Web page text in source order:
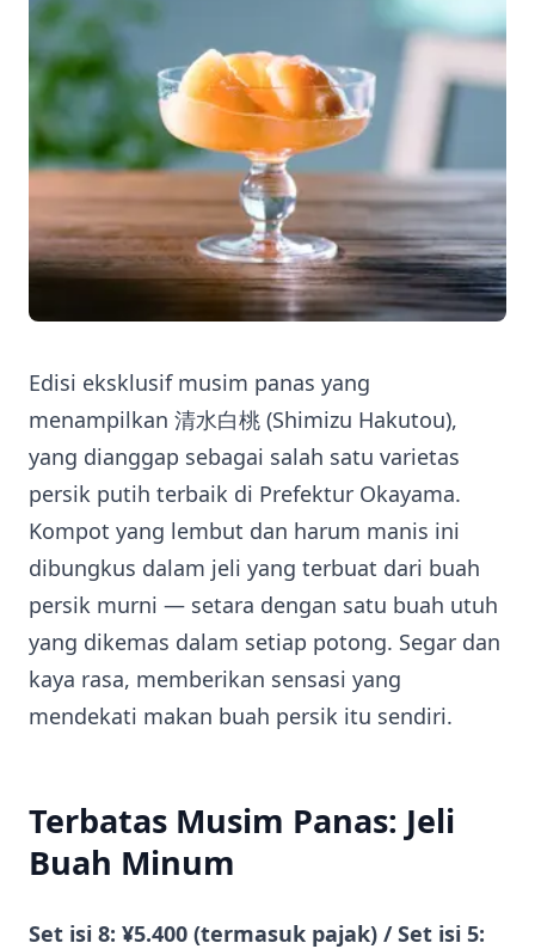
Edisi eksklusif musim panas yang
menampilkan 清水白桃 (Shimizu Hakutou),
yang dianggap sebagai salah satu varietas
persik putih terbaik di Prefektur Okayama.
Kompot yang lembut dan harum manis ini
dibungkus dalam jeli yang terbuat dari buah
persik murni — setara dengan satu buah utuh
yang dikemas dalam setiap potong. Segar dan
kaya rasa, memberikan sensasi yang
mendekati makan buah persik itu sendiri.
Terbatas Musim Panas: Jeli
Buah Minum
Set isi 8: ¥5.400 (termasuk pajak) / Set isi 5: